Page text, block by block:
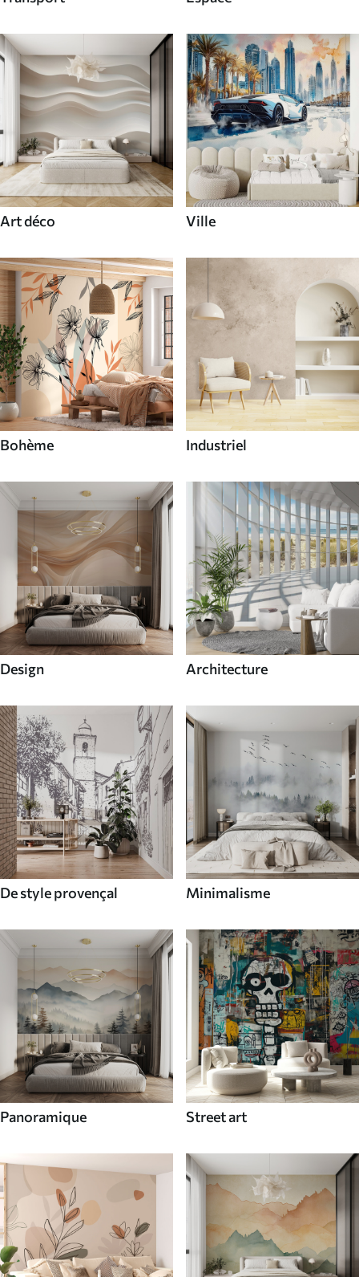
Art déco Ville
Bohème Industriel
Design Architecture
De style provençal Minimalisme
Panoramique Street art